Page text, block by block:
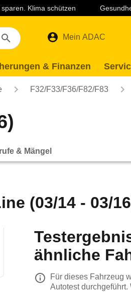
Klima schützen
Mein ADAC
& Finanzen
F32/F33/F36/F82/F83
& Mängel
(03/14 - 03/
ähnliche
Für dieses Fahrzeug
Autotest